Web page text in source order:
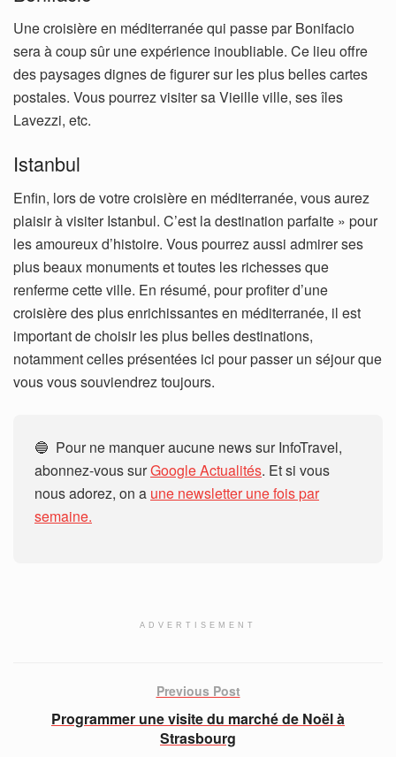
Une croisière en méditerranée qui passe par Bonifacio
sera à coup sûr une expérience inoubliable. Ce lieu offre
des paysages dignes de figurer sur les plus belles cartes
postales. Vous pourrez visiter sa Vieille ville, ses îles
Lavezzi, etc.
Istanbul
Enfin, lors de votre croisière en méditerranée, vous aurez
plaisir à visiter Istanbul. C’est la destination parfaite » pour
les amoureux d’histoire. Vous pourrez aussi admirer ses
plus beaux monuments et toutes les richesses que
renferme cette ville. En résumé, pour profiter d’une
croisière des plus enrichissantes en méditerranée, il est
important de choisir les plus belles destinations,
notamment celles présentées ici pour passer un séjour que
vous vous souviendrez toujours.
🔵 Pour ne manquer aucune news sur InfoTravel,
abonnez-vous surGoogle Actualités. Et si vous
nous adorez, on a une newsletter une fois par
semaine.
ADVERTISEMENT
Previous Post
Programmer une visite du marché de Noël à
Strasbourg